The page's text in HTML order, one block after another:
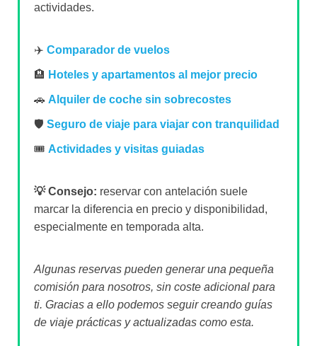
actividades.
✈️ Comparador de vuelos
🏨 Hoteles y apartamentos al mejor precio
🚗 Alquiler de coche sin sobrecostes
🛡️ Seguro de viaje para viajar con tranquilidad
🎟️ Actividades y visitas guiadas
💡 Consejo: reservar con antelación suele
marcar la diferencia en precio y disponibilidad,
especialmente en temporada alta.
Algunas reservas pueden generar una pequeña
comisión para nosotros, sin coste adicional para
ti. Gracias a ello podemos seguir creando guías
de viaje prácticas y actualizadas como esta.